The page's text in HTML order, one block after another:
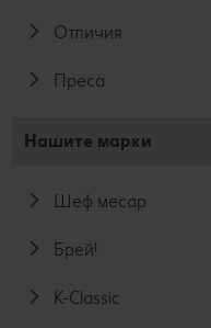
Отличия
Преса
Нашите марки
Шеф месар
Брей!
K-Classic